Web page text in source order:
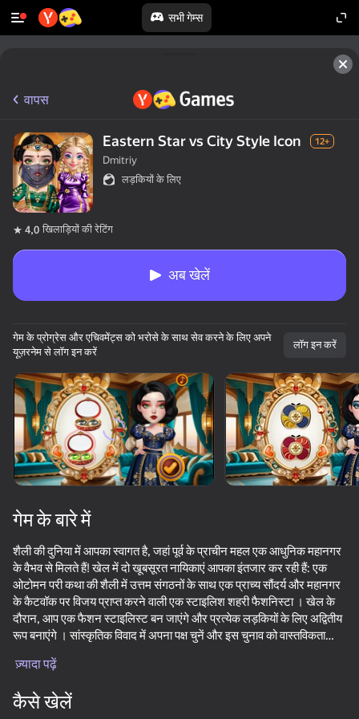
सभी गेम्स
डिवाइस घुमाएँ
यह गेम केवल लैंडस्केप
ओरिएंटेशन का समर्थन करता है
Call Metromen
वापस
Eastern Star vs City Style Icon 12+
Dmitriy
लड़कियों के लिए
4,0 खिलाड़ियों की रेटिंग
अब खेलें
गेम के प्रोग्रेस और एचिवमेंट्स को भरोसे के साथ सेव करने के लिए अपने
यूज़रनेम से लॉग इन करें
लॉग इन करें
गेम के बारे में
शैली की दुनिया में आपका स्वागत है, जहां पूर्व के प्राचीन महल एक आधुनिक महानगर
के वैभव से मिलते हैं! खेल में दो खूबसूरत नायिकाएं आपका इंतजार कर रही हैं: एक
ओटोमन परी कथा की शैली में उत्तम संगठनों के साथ एक प्राच्य सौंदर्य और महानगर
के कैटवॉक पर विजय प्राप्त करने वाली एक स्टाइलिश शहरी फैशनिस्टा । खेल के
दौरान, आप एक फैशन स्टाइलिस्ट बन जाएंगे और प्रत्येक लड़कियों के लिए अद्वितीय
रूप बनाएंगे । सांस्कृतिक विवाद में अपना पक्ष चुनें और इस चुनाव को वास्तविकता
ज़्यादा पढ़ें
कैसे खेलें